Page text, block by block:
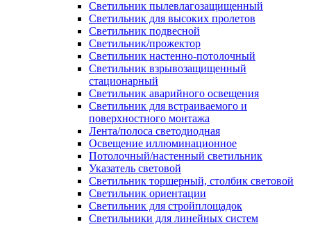
Светильник пылевлагозащищенный
Светильник для высоких пролетов
Светильник подвесной
Светильник/прожектор
Светильник настенно-потолочный
Светильник взрывозащищенный
стационарный
Светильник аварийного освещения
Светильник для встраиваемого и
поверхностного монтажа
Лента/полоса светодиодная
Освещение иллюминационное
Потолочный/настенный светильник
Указатель световой
Светильник торшерный, столбик световой
Светильник ориентации
Светильник для стройплощадок
Светильники для линейных систем